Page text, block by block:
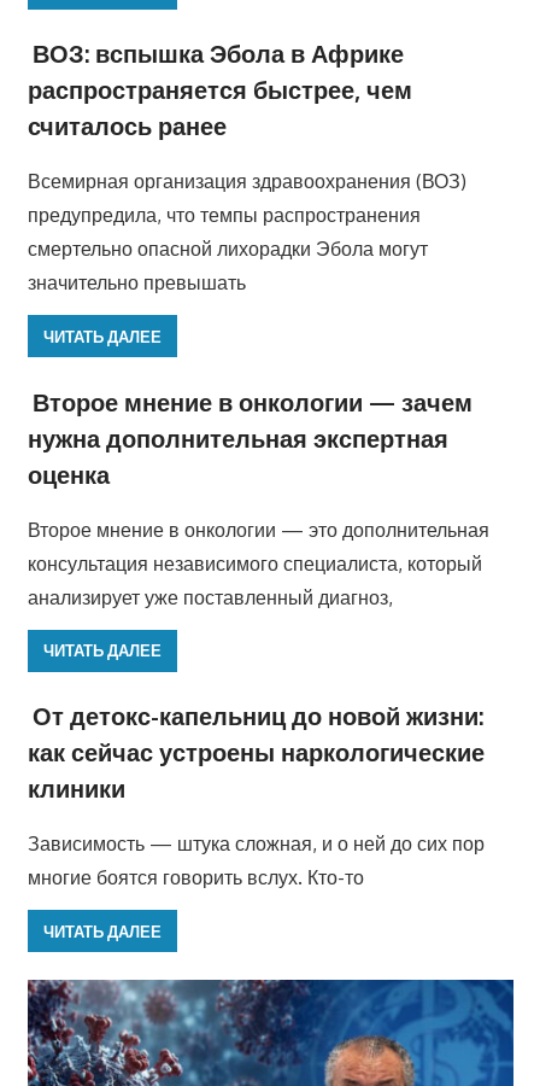
ВОЗ: вспышка Эбола в Африке
распространяется быстрее, чем
считалось ранее
Всемирная организация здравоохранения (ВОЗ)
предупредила, что темпы распространения
смертельно опасной лихорадки Эбола могут
значительно превышать
ЧИТАТЬ ДАЛЕЕ
Второе мнение в онкологии — зачем
нужна дополнительная экспертная
оценка
Второе мнение в онкологии — это дополнительная
консультация независимого специалиста, который
анализирует уже поставленный диагноз,
ЧИТАТЬ ДАЛЕЕ
От детокс-капельниц до новой жизни:
как сейчас устроены наркологические
клиники
Зависимость — штука сложная, и о ней до сих пор
многие боятся говорить вслух. Кто-то
ЧИТАТЬ ДАЛЕЕ